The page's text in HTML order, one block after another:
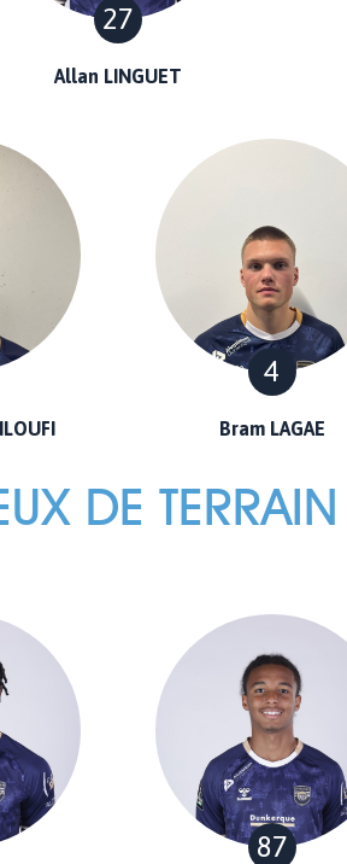
27
Allan LINGUET
4
Bram LAGAE
DE TERRAIN
87